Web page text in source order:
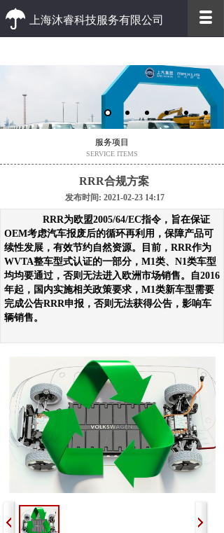
上海沐睿科技服务有限公司
优质的客户服务 高效的办事效率
服务项目
SERVICE ITEMS
RRR合规方案
发布时间: 2021-02-23 14:17
RRR为欧盟2005/64/EC指令，旨在保证
OEM考虑汽车报废后的循环再利用，保障产品可
续性发展，有效节约自然资源。目前，RRR作为
WVTA整车型式认证的一部分，M1类、N1类车型
均均要通过，否则无法进入欧洲市场销售。
自2016
年起，国内实施相关政策要求，M1类新车型需要
完成公告RRR申报，否则无法获得公告，影响车
辆销售。